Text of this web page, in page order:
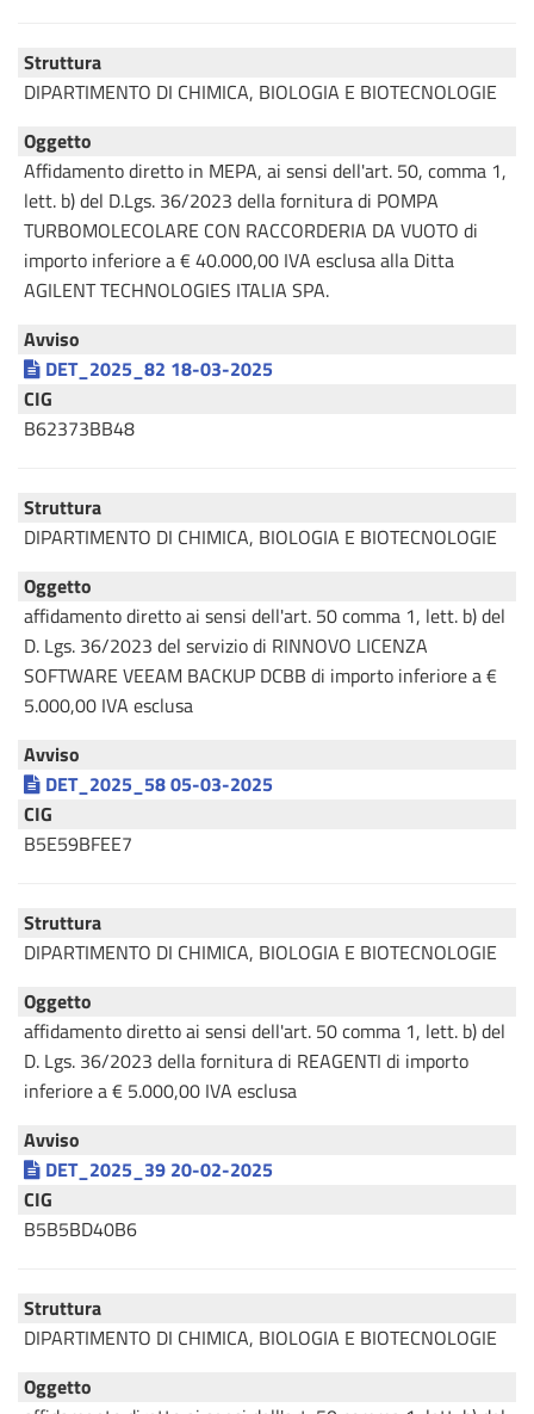
Struttura
DIPARTIMENTO DI CHIMICA, BIOLOGIA E BIOTECNOLOGIE
Oggetto
Affidamento diretto in MEPA, ai sensi dell'art. 50, comma 1,
lett. b) del D.Lgs. 36/2023 della fornitura di POMPA
TURBOMOLECOLARE CON RACCORDERIA DA VUOTO di
importo inferiore a € 40.000,00 IVA esclusa alla Ditta
AGILENT TECHNOLOGIES ITALIA SPA.
Avviso
DET_2025_82 18-03-2025
CIG
B62373BB48
Struttura
DIPARTIMENTO DI CHIMICA, BIOLOGIA E BIOTECNOLOGIE
Oggetto
affidamento diretto ai sensi dell'art. 50 comma 1, lett. b) del
D. Lgs. 36/2023 del servizio di RINNOVO LICENZA
SOFTWARE VEEAM BACKUP DCBB di importo inferiore a €
5.000,00 IVA esclusa
Avviso
DET_2025_58 05-03-2025
CIG
B5E59BFEE7
Struttura
DIPARTIMENTO DI CHIMICA, BIOLOGIA E BIOTECNOLOGIE
Oggetto
affidamento diretto ai sensi dell'art. 50 comma 1, lett. b) del
D. Lgs. 36/2023 della fornitura di REAGENTI di importo
inferiore a € 5.000,00 IVA esclusa
Avviso
DET_2025_39 20-02-2025
CIG
B5B5BD40B6
Struttura
DIPARTIMENTO DI CHIMICA, BIOLOGIA E BIOTECNOLOGIE
Oggetto